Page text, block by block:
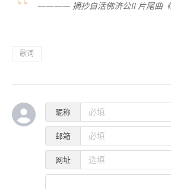
———— 摘抄自活佛济公II 片尾曲《
歌词
昵称
邮箱
网址